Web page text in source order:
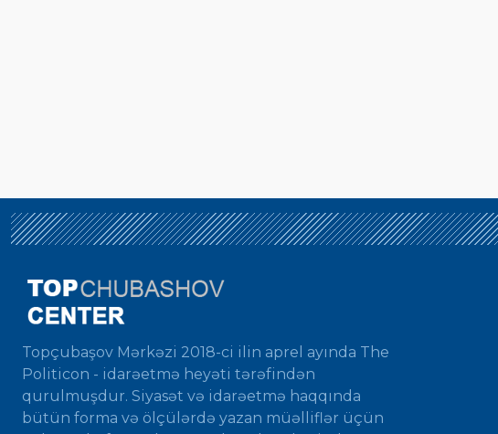
Topçubaşov Mərkəzi 2018-ci ilin aprel ayında The
Politicon - idarəetmə heyəti tərəfindən
qurulmuşdur. Siyasət və idarəetmə haqqında
bütün forma və ölçülərdə yazan müəlliflər üçün